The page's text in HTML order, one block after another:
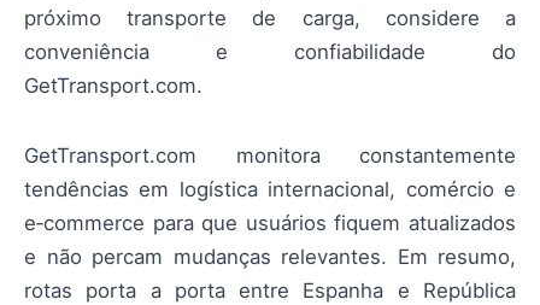
próximo transporte de carga, considere a
conveniência e confiabilidade do
GetTransport.com.
GetTransport.com monitora constantemente
tendências em logística internacional, comércio e
e‑commerce para que usuários fiquem atualizados
e não percam mudanças relevantes. Em resumo,
rotas porta a porta entre Espanha e República